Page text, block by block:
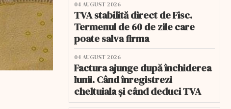
04 AUGUST 2026
TVA stabilită direct de Fisc.
Termenul de 60 de zile care
poate salva firma
04 AUGUST 2026
Factura ajunge după închiderea
lunii. Când înregistrezi
cheltuiala și când deduci TVA